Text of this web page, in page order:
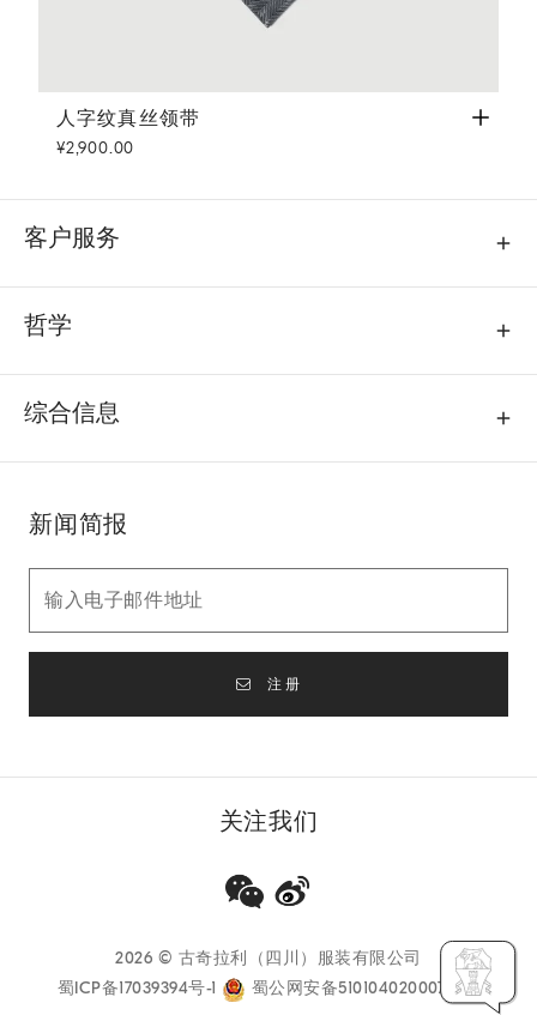
人字纹真丝领带 深灰
人字纹真丝领带
¥2,900.00
客户服务
哲学
综合信息
新闻简报
注册
关注我们
2026 © 古奇拉利（四川）服装有限公司
蜀ICP备17039394号-1
蜀公网安备51010402000733号